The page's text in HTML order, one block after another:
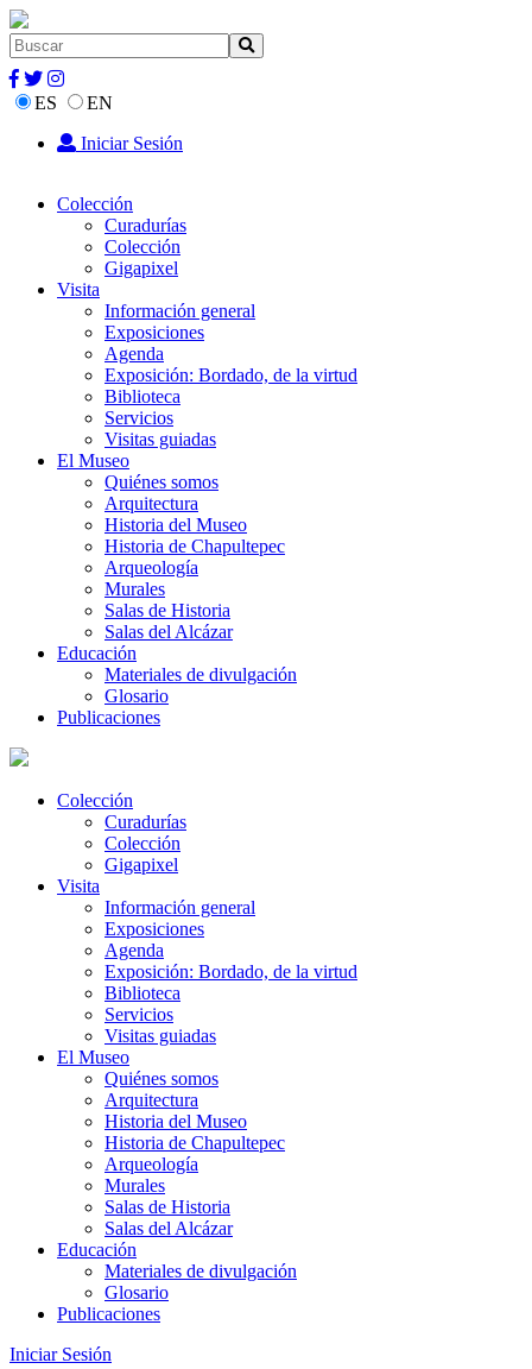
ES
EN
Iniciar Sesión
Colección
Curadurías
Colección
Gigapixel
Visita
Información general
Exposiciones
Agenda
Exposición: Bordado, de la virtud
Biblioteca
Servicios
Visitas guiadas
El Museo
Quiénes somos
Arquitectura
Historia del Museo
Historia de Chapultepec
Arqueología
Murales
Salas de Historia
Salas del Alcázar
Educación
Materiales de divulgación
Glosario
Publicaciones
Colección
Curadurías
Colección
Gigapixel
Visita
Información general
Exposiciones
Agenda
Exposición: Bordado, de la virtud
Biblioteca
Servicios
Visitas guiadas
El Museo
Quiénes somos
Arquitectura
Historia del Museo
Historia de Chapultepec
Arqueología
Murales
Salas de Historia
Salas del Alcázar
Educación
Materiales de divulgación
Glosario
Publicaciones
Iniciar Sesión